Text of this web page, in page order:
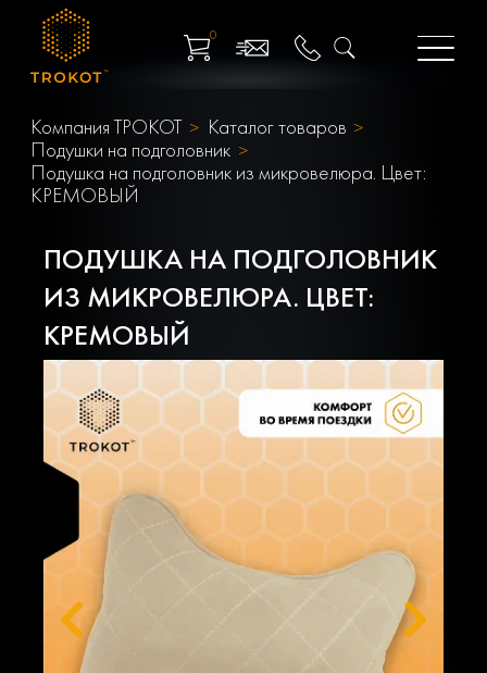
0
Компания ТРОКОТ
Каталог товаров
Подушки на подголовник
Подушка на подголовник из микровелюра. Цвет:
КРЕМОВЫЙ
ПОДУШКА НА ПОДГОЛОВНИК
ИЗ МИКРОВЕЛЮРА. ЦВЕТ:
КРЕМОВЫЙ